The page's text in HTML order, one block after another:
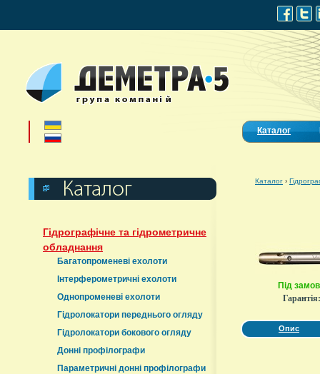
Каталог
Гідрографічне та гідрометричне
обладнання
Багатопроменеві ехолоти
Інтерферометричні ехолоти
Однопроменеві ехолоти
Гідролокатори переднього огляду
Гідролокатори бокового огляду
Донні профілографи
Параметричні донні профілографи
Каталог ›
Під
Опис